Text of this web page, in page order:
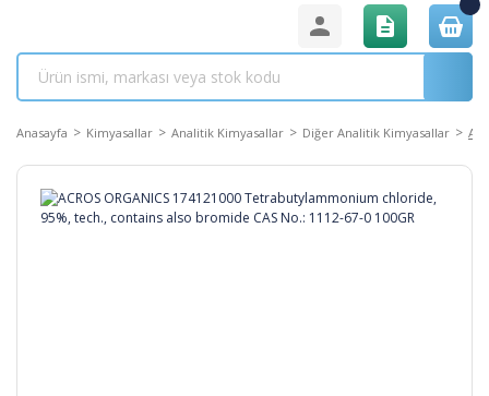
Anasayfa Kimyasallar Analitik Kimyasallar Diğer Analitik Kimyasallar